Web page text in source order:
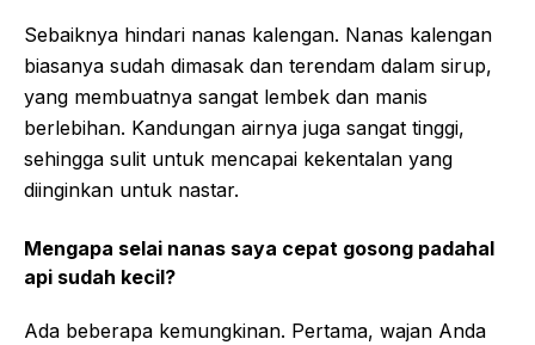
Sebaiknya hindari nanas kalengan. Nanas kalengan
biasanya sudah dimasak dan terendam dalam sirup,
yang membuatnya sangat lembek dan manis
berlebihan. Kandungan airnya juga sangat tinggi,
sehingga sulit untuk mencapai kekentalan yang
diinginkan untuk nastar.
Mengapa selai nanas saya cepat gosong padahal
api sudah kecil?
Ada beberapa kemungkinan. Pertama, wajan Anda